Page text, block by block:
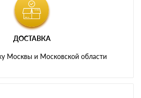
ДОСТАВКА
Москвы и Московской области